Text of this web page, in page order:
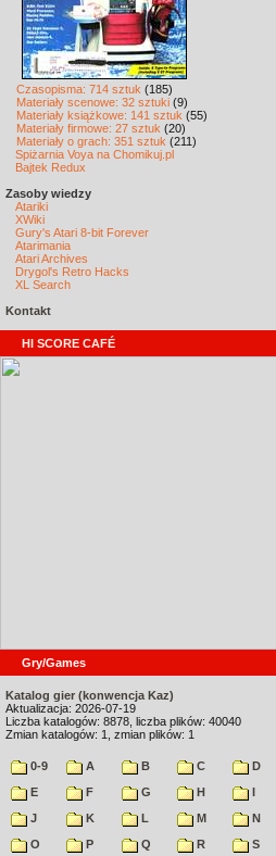
Czasopisma: 714 sztuk (185)
Materiały scenowe: 32 sztuki (9)
Materiały książkowe: 141 sztuk (55)
Materiały firmowe: 27 sztuk (20)
Materiały o grach: 351 sztuk (211)
Spiżarnia Voya na Chomikuj.pl
Bajtek Redux
Zasoby wiedzy
Atariki
XWiki
Gury's Atari 8-bit Forever
Atarimania
Atari Archives
Drygol's Retro Hacks
XL Search
Kontakt
HI SCORE CAFÉ
Gry/Games
Katalog gier (konwencja Kaz)
Aktualizacja: 2026-07-19
Liczba katalogów: 8878, liczba plików: 40040
Zmian katalogów: 1, zmian plików: 1
0-9 A B C
D
E
F G H
I
J
K L M
N
O
P Q R
S